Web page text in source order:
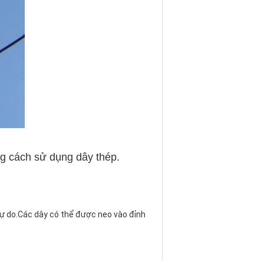
cách sử dụng dây thép.
dây có thể được neo vào đỉnh